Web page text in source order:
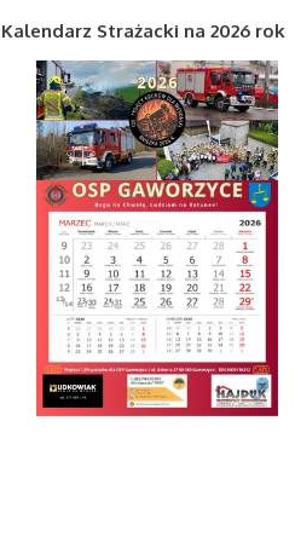
Kalendarz Strażacki na 2026 rok